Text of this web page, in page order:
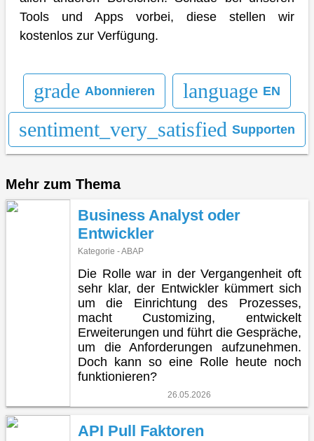
Tools und Apps vorbei, diese stellen wir
kostenlos zur Verfügung.
grade Abonnieren language EN
sentiment_very_satisfied Supporten
Mehr zum Thema
Business Analyst oder
Entwickler
Kategorie - ABAP
Die Rolle war in der Vergangenheit oft
sehr klar, der Entwickler kümmert sich
um die Einrichtung des Prozesses,
macht Customizing, entwickelt
Erweiterungen und führt die Gespräche,
um die Anforderungen aufzunehmen.
Doch kann so eine Rolle heute noch
funktionieren?
26.05.2026
API Pull Faktoren